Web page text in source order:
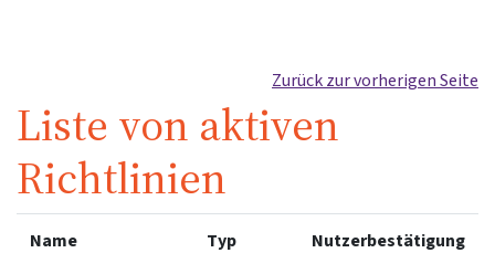
Zurück zur vorherigen Seite
Liste von aktiven
Richtlinien
Name Typ Nutzerbestätigung